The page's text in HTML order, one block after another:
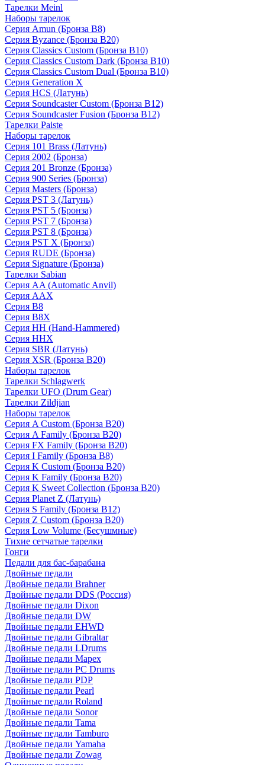
Тарелки Meinl
Наборы тарелок
Серия Amun (Бронза B8)
Серия Byzance (Бронза B20)
Серия Classics Custom (Бронза B10)
Серия Classics Custom Dark (Бронза B10)
Серия Classics Custom Dual (Бронза B10)
Серия Generation X
Серия HCS (Латунь)
Серия Soundcaster Custom (Бронза B12)
Серия Soundcaster Fusion (Бронза B12)
Тарелки Paiste
Наборы тарелок
Серия 101 Brass (Латунь)
Серия 2002 (Бронза)
Серия 201 Bronze (Бронза)
Серия 900 Series (Бронза)
Серия Masters (Бронза)
Серия PST 3 (Латунь)
Серия PST 5 (Бронза)
Серия PST 7 (Бронза)
Серия PST 8 (Бронза)
Серия PST X (Бронза)
Серия RUDE (Бронза)
Серия Signature (Бронза)
Тарелки Sabian
Серия AA (Automatic Anvil)
Серия AAX
Серия B8
Серия B8X
Серия HH (Hand-Hammered)
Серия HHX
Серия SBR (Латунь)
Серия XSR (Бронза B20)
Наборы тарелок
Тарелки Schlagwerk
Тарелки UFO (Drum Gear)
Тарелки Zildjian
Наборы тарелок
Серия A Custom (Бронза B20)
Серия A Family (Бронза B20)
Серия FX Family (Бронза B20)
Серия I Family (Бронза B8)
Серия K Custom (Бронза B20)
Серия K Family (Бронза B20)
Серия K Sweet Collection (Бронза B20)
Серия Planet Z (Латунь)
Серия S Family (Бронза B12)
Серия Z Custom (Бронза B20)
Серия Low Volume (Бесушмные)
Тихие сетчатые тарелки
Гонги
Педали для бас-барабана
Двойные педали
Двойные педали Brahner
Двойные педали DDS (Россия)
Двойные педали Dixon
Двойные педали DW
Двойные педали EHWD
Двойные педали Gibraltar
Двойные педали LDrums
Двойные педали Mapex
Двойные педали PC Drums
Двойные педали PDP
Двойные педали Pearl
Двойные педали Roland
Двойные педали Sonor
Двойные педали Tama
Двойные педали Tamburo
Двойные педали Yamaha
Двойные педали Zowag